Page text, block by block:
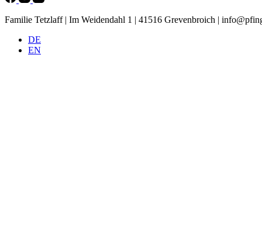
Familie Tetzlaff | Im Weidendahl 1 | 41516 Grevenbroich |
DE
EN